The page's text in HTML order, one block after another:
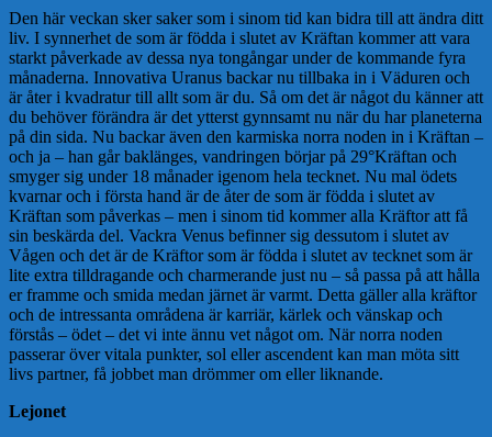
Den här veckan sker saker som i sinom tid kan bidra till att ändra ditt
liv. I synnerhet de som är födda i slutet av Kräftan kommer att vara
starkt påverkade av dessa nya tongångar under de kommande fyra
månaderna. Innovativa Uranus backar nu tillbaka in i Väduren och
är åter i kvadratur till allt som är du. Så om det är något du känner att
du behöver förändra är det ytterst gynnsamt nu när du har planeterna
på din sida. Nu backar även den karmiska norra noden in i Kräftan –
och ja – han går baklänges, vandringen börjar på 29°Kräftan och
smyger sig under 18 månader igenom hela tecknet. Nu mal ödets
kvarnar och i första hand är de åter de som är födda i slutet av
Kräftan som påverkas – men i sinom tid kommer alla Kräftor att få
sin beskärda del. Vackra Venus befinner sig dessutom i slutet av
Vågen och det är de Kräftor som är födda i slutet av tecknet som är
lite extra tilldragande och charmerande just nu – så passa på att hålla
er framme och smida medan järnet är varmt. Detta gäller alla kräftor
och de intressanta områdena är karriär, kärlek och vänskap och
förstås – ödet – det vi inte ännu vet något om. När norra noden
passerar över vitala punkter, sol eller ascendent kan man möta sitt
livs partner, få jobbet man drömmer om eller liknande.
Lejonet